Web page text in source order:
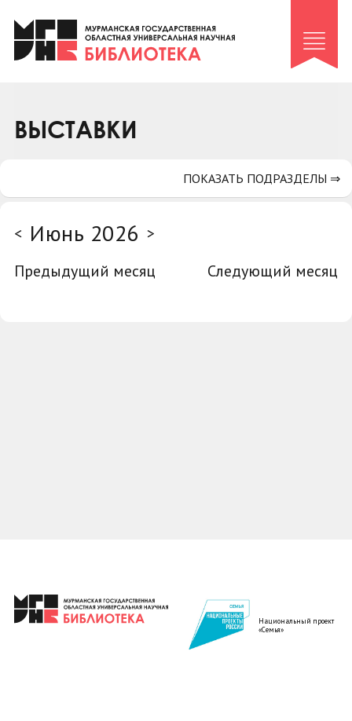
Клуб «Гиря и сельдерей»
Клуб «Семейный архив»
Коллегам
ВЫСТАВКИ
< Июнь 2026 >
Предыдущий месяц
Следующий месяц
ПОКАЗАТЬ ПОДРАЗДЕЛЫ ⇒
Национальный проект
«Семья»